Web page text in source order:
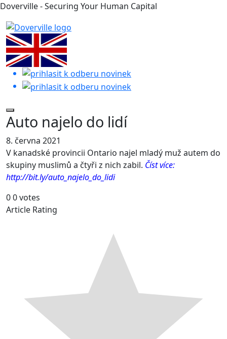
Doverville - Securing Your Human Capital
Auto najelo do lidí
8. června 2021
V kanadské provincii Ontario najel mladý muž autem do
skupiny muslimů a čtyři z nich zabil. Číst více:
http://bit.ly/auto_najelo_do_lidi
00votes
Article Rating